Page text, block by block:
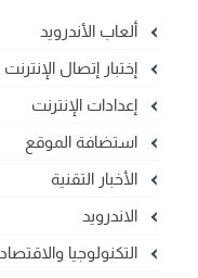
ألعاب الأندرويد
إختبار إتصال الإنترنت
إعدادات الإنترنت
استضافة الموقع
الأخبار التقنية
الاندرويد
التكنولوجيا والاقتصاد